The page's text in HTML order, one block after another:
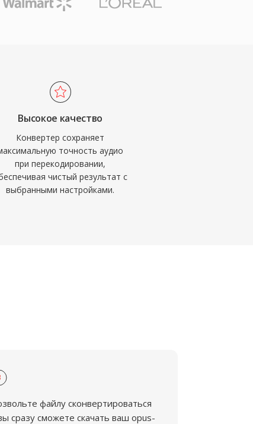
Высокое качество
Конвертер сохраняет
точность аудио
при перекодировании,
чистый результат с
выбранными настройками.
файлу сконвертироваться
сразу сможете скачать ваш opus-